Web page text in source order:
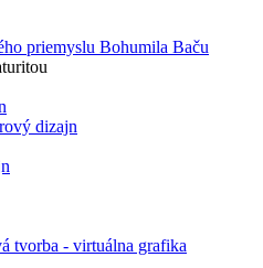
priemyslu Bohumila Baču
dizajn
tvorba - virtuálna grafika